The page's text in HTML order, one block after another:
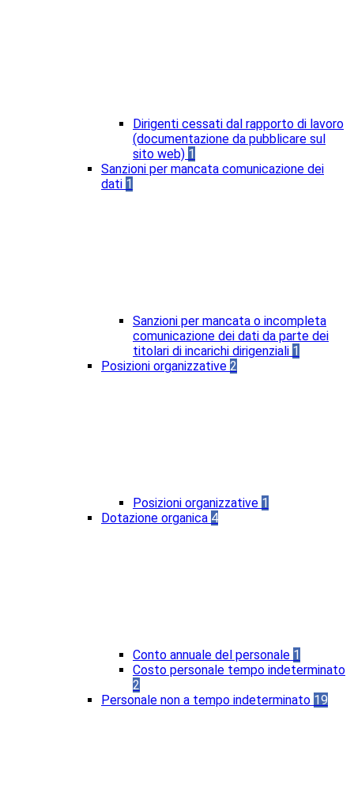
Dirigenti cessati dal rapporto di lavoro
(documentazione da pubblicare sul
sito web) 1
Sanzioni per mancata comunicazione dei
dati 1
Sanzioni per mancata o incompleta
comunicazione dei dati da parte dei
titolari di incarichi dirigenziali 1
Posizioni organizzative 2
Posizioni organizzative 1
Dotazione organica 4
Conto annuale del personale 1
Costo personale tempo indeterminato
2
Personale non a tempo indeterminato 19